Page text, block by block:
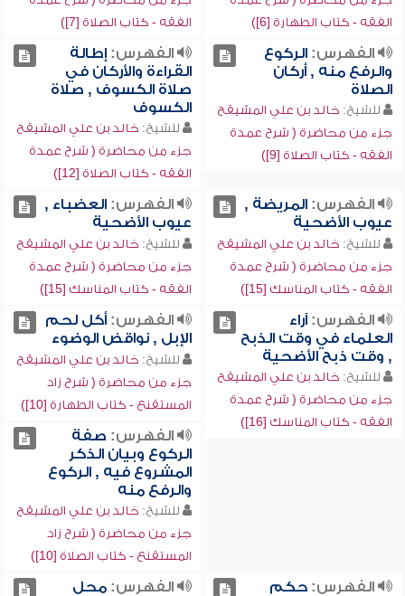
الفقه - كتاب الطهارة [6])
الفقه - كتاب الصلاة [7])
الفهرس:الركوع
والرفع منه , أركان
الصلاة
للشيخ: خالد بن علي المشيقح
جزء من محاضرة ( شرح عمدة
الفقه - كتاب الصلاة [9])
الفهرس:إطالة
القراءة والأركان في
صلاة الكسوف , صلاة
الكسوف
للشيخ: خالد بن علي المشيقح
جزء من محاضرة ( شرح عمدة
الفقه - كتاب الصلاة [12])
الفهرس:المريضة ,
عيوب الأضحية
للشيخ: خالد بن علي المشيقح
جزء من محاضرة ( شرح عمدة
الفقه - كتاب المناسك [15])
الفهرس:العضباء ,
عيوب الأضحية
للشيخ: خالد بن علي المشيقح
جزء من محاضرة ( شرح عمدة
الفقه - كتاب المناسك [15])
الفهرس:آراء
العلماء في وقت الذبح
, وقت ذبح الأضحية
للشيخ: خالد بن علي المشيقح
جزء من محاضرة ( شرح عمدة
الفقه - كتاب المناسك [16])
الفهرس:أكل لحم
الإبل , نواقض الوضوء
للشيخ: خالد بن علي المشيقح
جزء من محاضرة ( شرح زاد
المستقنع - كتاب الطهارة [10])
الفهرس: صفة
الركوع وبيان الذكر
المشروع فيه , الركوع
والرفع منه
للشيخ: خالد بن علي المشيقح
جزء من محاضرة ( شرح زاد
المستقنع - كتاب الصلاة [10])
الفهرس:حكم
الفهرس:محل